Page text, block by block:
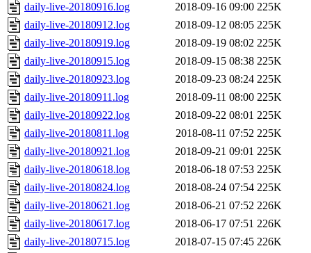
daily-live-20180916.log
2018-09-16 09:00 225K
daily-live-20180912.log
2018-09-12 08:05 225K
daily-live-20180919.log
2018-09-19 08:02 225K
daily-live-20180915.log
2018-09-15 08:38 225K
daily-live-20180923.log
2018-09-23 08:24 225K
daily-live-20180911.log
2018-09-11 08:00 225K
daily-live-20180922.log
2018-09-22 08:01 225K
daily-live-20180811.log
2018-08-11 07:52 225K
daily-live-20180921.log
2018-09-21 09:01 225K
daily-live-20180618.log
2018-06-18 07:53 225K
daily-live-20180824.log
2018-08-24 07:54 225K
daily-live-20180621.log
2018-06-21 07:52 226K
daily-live-20180617.log
2018-06-17 07:51 226K
daily-live-20180715.log
2018-07-15 07:45 226K